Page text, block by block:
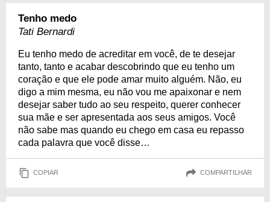
Tenho medo
Tati Bernardi
Eu tenho medo de acreditar em você, de te desejar
tanto, tanto e acabar descobrindo que eu tenho um
coração e que ele pode amar muito alguém. Não, eu
digo a mim mesma, eu não vou me apaixonar e nem
desejar saber tudo ao seu respeito, querer conhecer
sua mãe e ser apresentada aos seus amigos. Você
não sabe mas quando eu chego em casa eu repasso
cada palavra que você disse…
COPIAR COMPARTILHAR